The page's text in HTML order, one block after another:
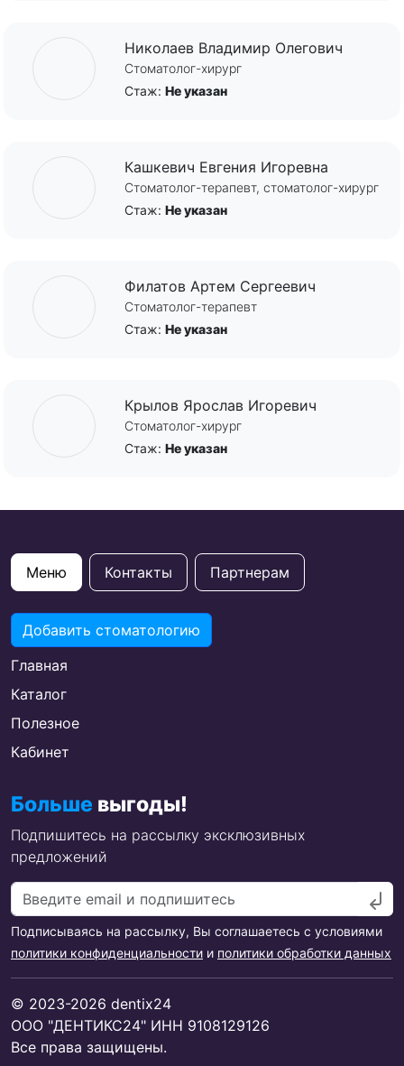
Николаев Владимир Олегович
Стоматолог-хирург
Стаж: Не указан
Кашкевич Евгения Игоревна
Стоматолог-терапевт, стоматолог-хирург
Стаж: Не указан
Филатов Артем Сергеевич
Стоматолог-терапевт
Стаж: Не указан
Крылов Ярослав Игоревич
Стоматолог-хирург
Стаж: Не указан
Меню Контакты Партнерам
Добавить стоматологию
Главная
Каталог
Полезное
Кабинет
Больше выгоды!
Подпишитесь на рассылку эксклюзивных
предложений
Подписываясь на рассылку, Вы соглашаетесь с условиями
политики конфиденциальности и политики обработки данных
© 2023-2026 dentix24
ООО "ДЕНТИКС24" ИНН 9108129126
Все права защищены.